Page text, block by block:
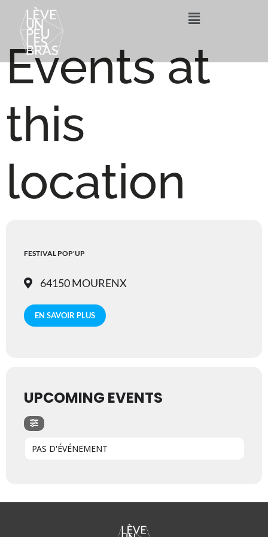
Events at
this
location
FESTIVAL POP'UP
64150 MOURENX
EN SAVOIR PLUS
UPCOMING EVENTS
PAS D'ÉVÉNEMENT